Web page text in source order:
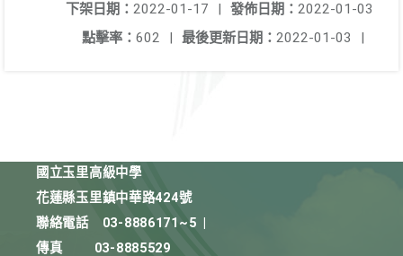
發佈日期： 2022-01-03
下架日期： 2022-01-17
|
最後更新日期： 2022-01-03 |
點擊率： 602 |
國立玉里高級中學
花蓮縣玉里鎮中華路424號
聯絡電話
03-8886171~5
傳真
03-8885529